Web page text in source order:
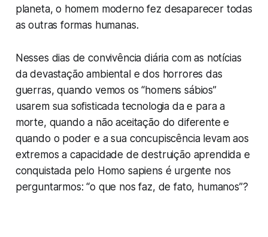
planeta, o homem moderno fez desaparecer todas
as outras formas humanas.
Nesses dias de convivência diária com as notícias
da devastação ambiental e dos horrores das
guerras, quando vemos os “homens sábios”
usarem sua sofisticada tecnologia da e para a
morte, quando a não aceitação do diferente e
quando o poder e a sua concupiscência levam aos
extremos a capacidade de destruição aprendida e
conquistada pelo Homo sapiens é urgente nos
perguntarmos: “o que nos faz, de fato, humanos”?